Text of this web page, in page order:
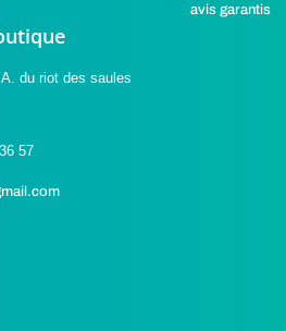
du riot des saules
57